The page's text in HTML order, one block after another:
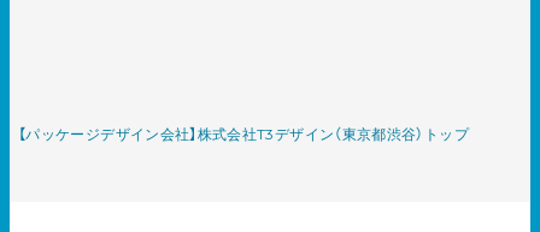
【パッケージデザイン会社】株式会社T3デザイン（東京都渋谷）トップ